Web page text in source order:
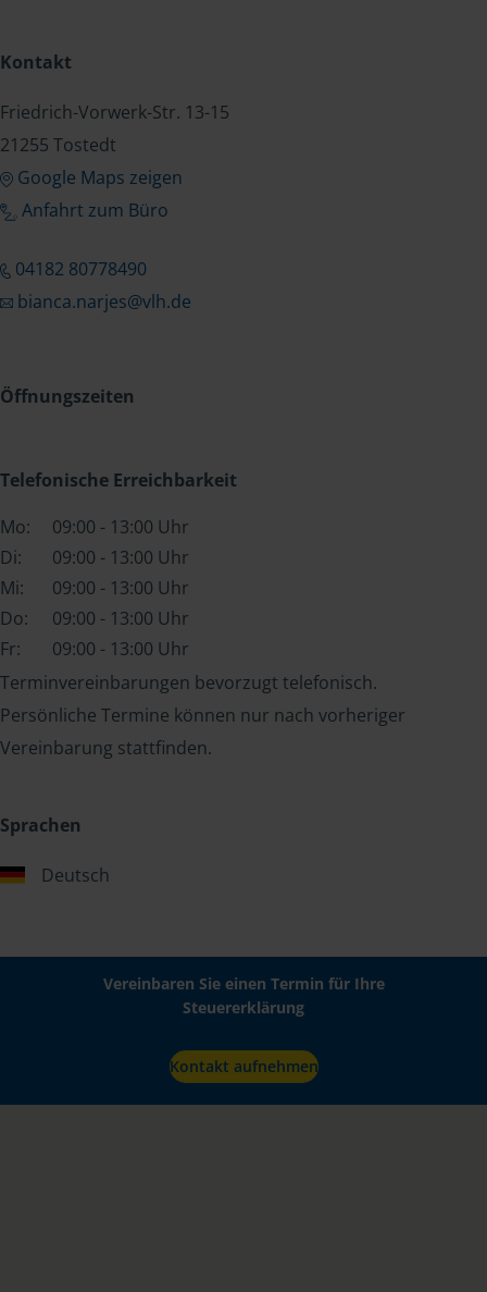
Kontakt
Friedrich-Vorwerk-Str. 13-15
21255 Tostedt
Google Maps zeigen
Anfahrt zum Büro
04182 80778490
bianca.narjes@vlh.de
Öffnungszeiten
Telefonische Erreichbarkeit
Mo:
09:00 - 13:00 Uhr
Di:
09:00 - 13:00 Uhr
Mi:
09:00 - 13:00 Uhr
Do:
09:00 - 13:00 Uhr
Fr:
09:00 - 13:00 Uhr
Terminvereinbarungen bevorzugt telefonisch.
Persönliche Termine können nur nach vorheriger
Vereinbarung stattfinden.
Sprachen
Deutsch
Vereinbaren Sie einen Termin für Ihre
Steuererklärung
Kontakt aufnehmen